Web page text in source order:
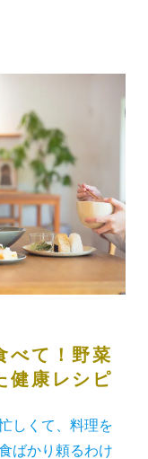
べて！野菜
健康レシピ
しくて、料理を
ばかり頼るわけ